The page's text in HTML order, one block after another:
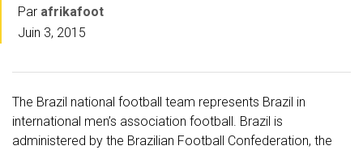
Par afrikafoot
Juin 3, 2015
The Brazil national football team represents Brazil in
international men’s association football. Brazil is
administered by the Brazilian Football Confederation, the